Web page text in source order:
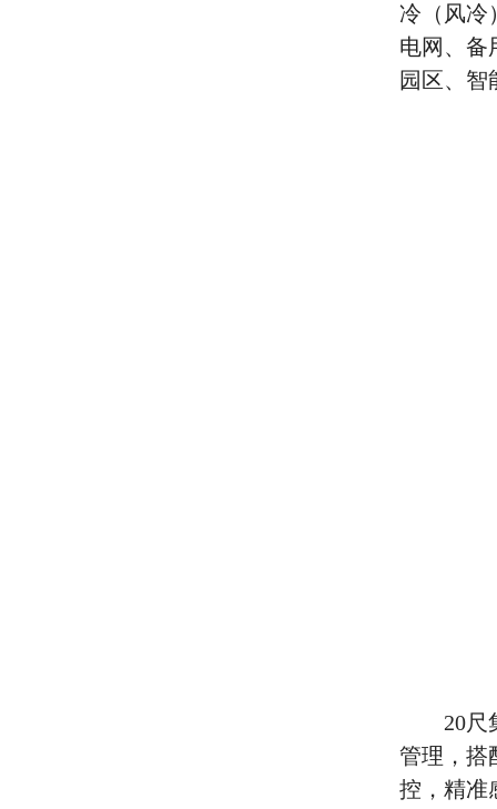
冷（风冷
电网、备
园区、智
20尺
管理，搭
控，精准